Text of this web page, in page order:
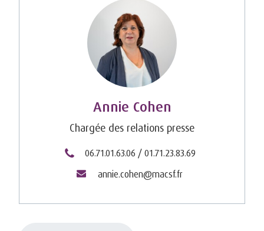
Annie Cohen
Chargée des relations presse
06.71.01.63.06 / 01.71.23.83.69
annie.cohen@macsf.fr